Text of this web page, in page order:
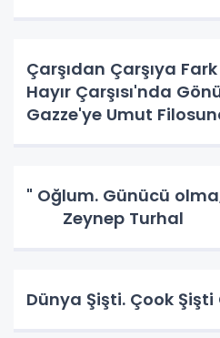
Çarşıdan Çarşıya
Hayır Çarşısı'nda
Gazze'ye Umut
" Oğlum. Günücü
Zeynep Turhal
Dünya Şişti. Çook Şişti